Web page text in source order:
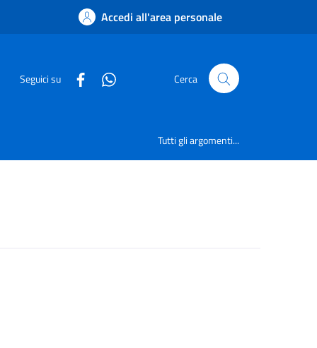
Accedi all'area personale
Seguici su Cerca
Tutti gli argomenti...